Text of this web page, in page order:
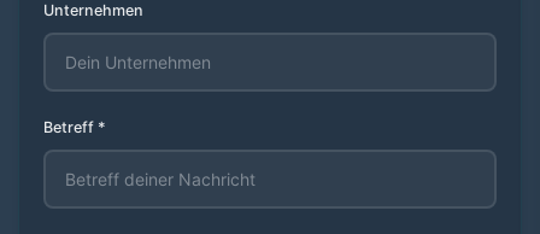
Unternehmen
Betreff *